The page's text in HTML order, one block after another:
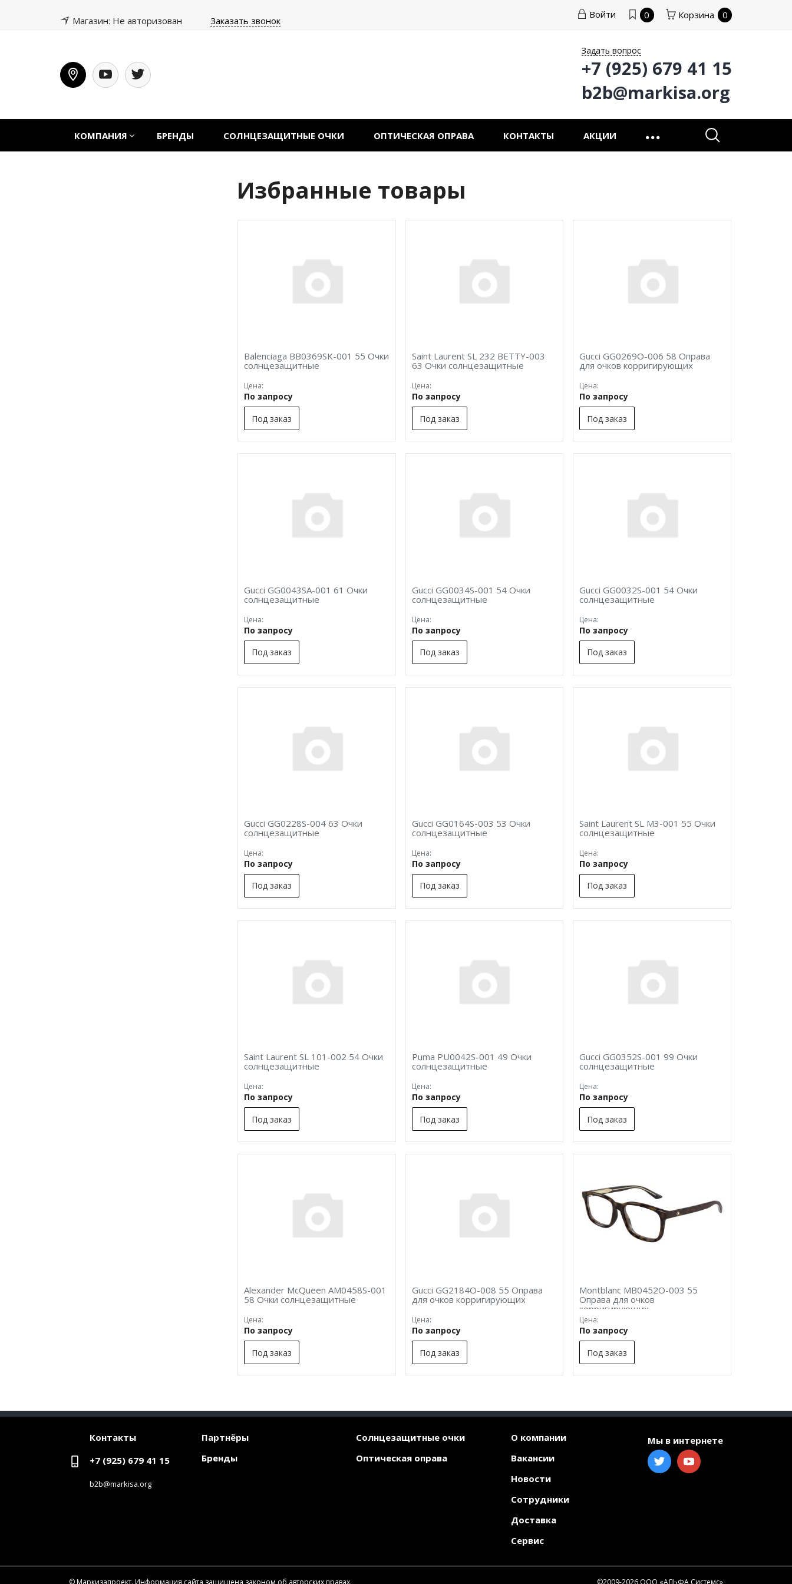
Магазин: Не авторизован Заказать звонок
Войти 0 Корзина 0
Задать вопрос
+7 (925) 679 41 15
b2b@markisa.org
КОМПАНИЯ БРЕНДЫ СОЛНЦЕЗАЩИТНЫЕ ОЧКИ ОПТИЧЕСКАЯ ОПРАВА КОНТАКТЫ АКЦИИ
Избранные товары
Balenciaga BB0369SK-001 55 Очки
солнцезащитные
Цена:
По запросу
Под заказ
Saint Laurent SL 232 BETTY-003
63 Очки солнцезащитные
Цена:
По запросу
Под заказ
Gucci GG0269O-006 58 Оправа
для очков корригирующих
Цена:
По запросу
Под заказ
Gucci GG0043SA-001 61 Очки
солнцезащитные
Цена:
По запросу
Под заказ
Gucci GG0034S-001 54 Очки
солнцезащитные
Цена:
По запросу
Под заказ
Gucci GG0032S-001 54 Очки
солнцезащитные
Цена:
По запросу
Под заказ
Gucci GG0228S-004 63 Очки
солнцезащитные
Цена:
По запросу
Под заказ
Gucci GG0164S-003 53 Очки
солнцезащитные
Цена:
По запросу
Под заказ
Saint Laurent SL M3-001 55 Очки
солнцезащитные
Цена:
По запросу
Под заказ
Saint Laurent SL 101-002 54 Очки
солнцезащитные
Цена:
По запросу
Под заказ
Puma PU0042S-001 49 Очки
солнцезащитные
Цена:
По запросу
Под заказ
Gucci GG0352S-001 99 Очки
солнцезащитные
Цена:
По запросу
Под заказ
Alexander McQueen AM0458S-001
58 Очки солнцезащитные
Цена:
По запросу
Под заказ
Gucci GG2184O-008 55 Оправа
для очков корригирующих
Цена:
По запросу
Под заказ
Montblanc MB0452O-003 55
Оправа для очков
корригирующих
Цена:
По запросу
Под заказ
Контакты
+7 (925) 679 41 15
b2b@markisa.org
Мы в интернете
Партнёры
Бренды
Солнцезащитные очки
Оптическая оправа
О компании
Вакансии
Новости
Сотрудники
Доставка
Сервис